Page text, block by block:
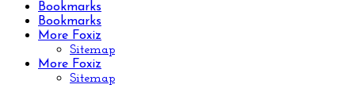
Bookmarks
Bookmarks
More Foxiz
Sitemap
More Foxiz
Sitemap